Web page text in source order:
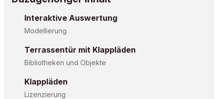
Interaktive Auswertung
Modellierung
Terrassentür mit Klappläden
Bibliotheken und Objekte
Klappläden
Lizenzierung